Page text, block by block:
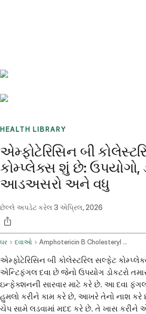
HEALTH LIBRARY
એમ્ફોટેરિસિન બી
કોમ્પ્લેક્સ શું છે: ઉપયોગો,
આડઅસરો અને વધુ
છેલ્લે અપડેટ કરેલ 3 એપ્રિલ, 2026
ઘર દવાઓ Amphotericin B Cholesteryl Sulfate Complex Intravenous Route
એમ્ફોટેરિસિન બી કોલેસ્ટરિલ સલ્ફેટ
એન્ટિફંગલ દવા છે જેનો ઉપયોગ ડોકટરો
ઇન્ફેક્શનની સારવાર માટે કરે છે. આ દવા ફંગલ
હુમલો કરીને કામ કરે છે, આખરે તેનો નાશ કરે
ચેપ સામે લડવામાં મદદ કરે છે. તે ખાસ કરીને